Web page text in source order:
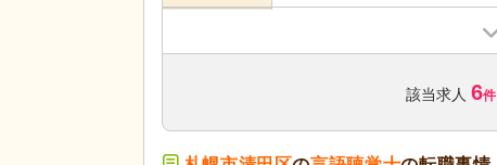
類
応募条件・こ
年齢不問(2)
該当求人 6件